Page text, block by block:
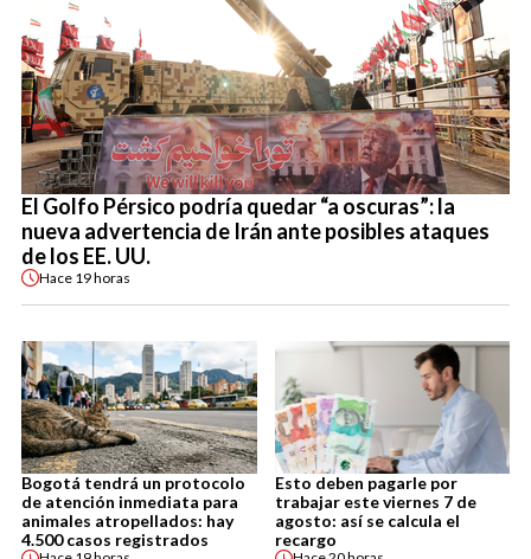
El Golfo Pérsico podría quedar “a oscuras”: la
nueva advertencia de Irán ante posibles ataques
de los EE. UU.
Hace 19 horas
Bogotá tendrá un protocolo
de atención inmediata para
animales atropellados: hay
4.500 casos registrados
Esto deben pagarle por
trabajar este viernes 7 de
agosto: así se calcula el
recargo